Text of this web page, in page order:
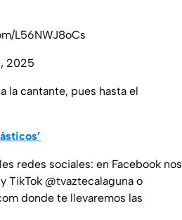
L56NWJ8oCs
2025
la cantante, pues hasta el
redes sociales: en Facebook nos
TikTok @tvaztecalaguna o
donde te llevaremos las